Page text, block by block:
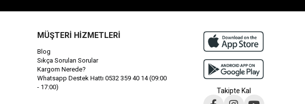
MÜŞTERİ HİZMETLERİ
Blog
Sıkça Sorulan Sorular
Kargom Nerede?
Whatsapp Destek Hattı 0532 359 40 14 (09:00
- 17:00)
Takipte Kal